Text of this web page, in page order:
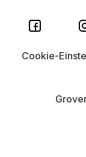
Cookie-